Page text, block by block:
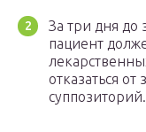
За три дня до
пациент
отказаться
суппозиторий.